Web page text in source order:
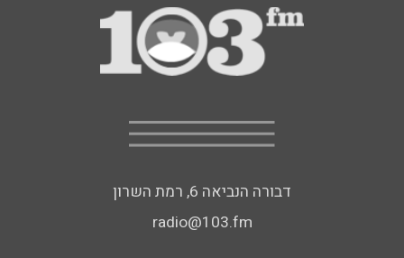
דבורה הנביאה 6, רמת השרון
radio@103.fm